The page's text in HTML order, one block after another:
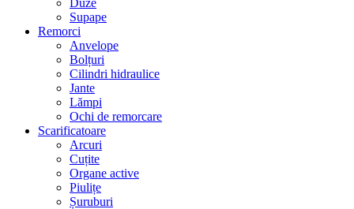
Supape
Remorci
Anvelope
Bolțuri
Cilindri hidraulice
Jante
Lămpi
Ochi de remorcare
Scarificatoare
Arcuri
Cuțite
Organe active
Piulițe
Șuruburi